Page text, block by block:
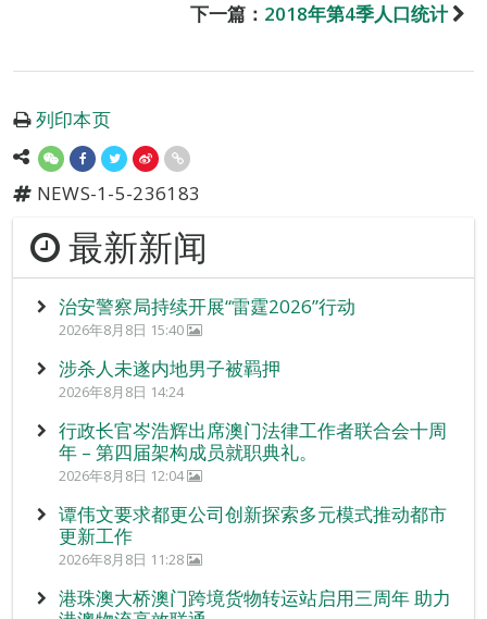
下一篇： 2018年第4季人口统计
列印本页
NEWS-1-5-236183
最新新闻
治安警察局持续开展“雷霆2026”行动
2026年8月8日 15:40
涉杀人未遂内地男子被羁押
2026年8月8日 14:24
行政长官岑浩辉出席澳门法律工作者联合会十周
年 – 第四届架构成员就职典礼。
2026年8月8日 12:04
谭伟文要求都更公司创新探索多元模式推动都市
更新工作
2026年8月8日 11:28
港珠澳大桥澳门跨境货物转运站启用三周年 助力